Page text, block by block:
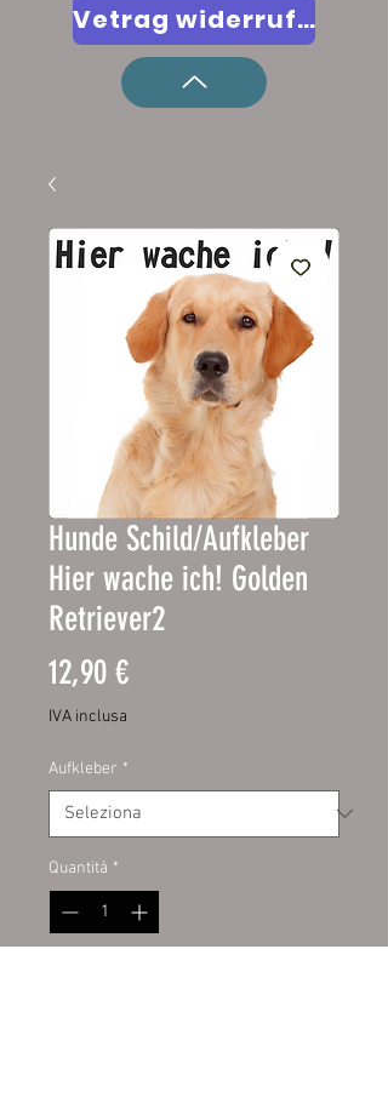
Vetrag widerrufen
Hunde Schild/Aufkleber
Hier wache ich! Golden
Retriever2
12,90 €Prezzo
IVA inclusa
Aufkleber *
Quantità *